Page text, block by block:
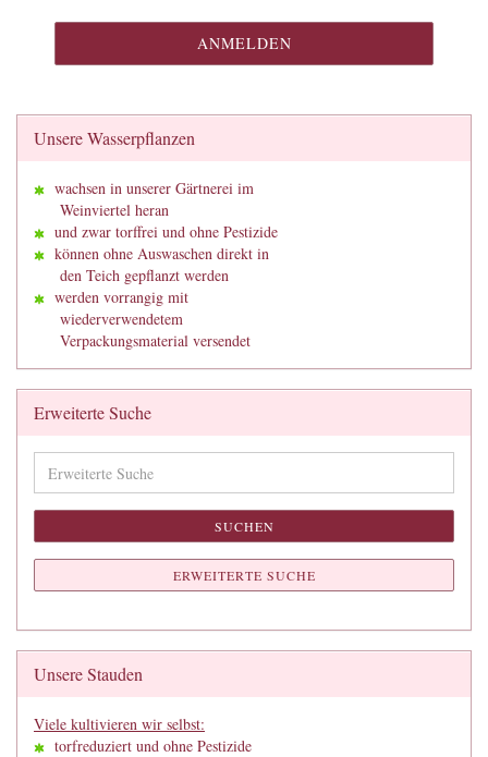
Unsere Wasserpflanzen
wachsen in unserer Gärtnerei im
Weinviertel heran
und zwar torffrei und ohne Pestizide
können ohne Auswaschen direkt in
den Teich gepflanzt werden
werden vorrangig mit
wiederverwendetem
Verpackungsmaterial versendet
Erweiterte Suche
Suche
SUCHEN
ERWEITERTE SUCHE
Unsere Stauden
Viele kultivieren wir selbst:
torfreduziert und ohne Pestizide